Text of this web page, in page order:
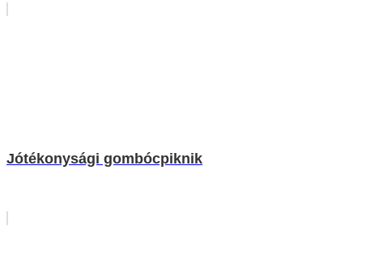
Jótékonysági gombócpiknik